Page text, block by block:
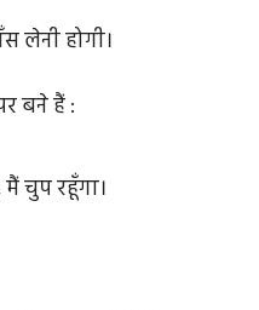
लेनी होगी।
बने हैं :
चुप रहूँगा।